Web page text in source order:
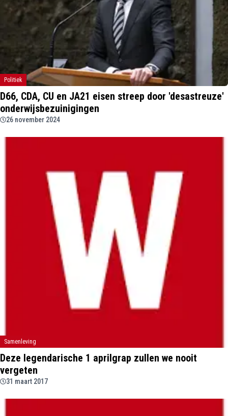
Politiek
D66, CDA, CU en JA21 eisen streep door 'desastreuze'
onderwijsbezuinigingen
26 november 2024
Samenleving
Deze legendarische 1 aprilgrap zullen we nooit
vergeten
31 maart 2017